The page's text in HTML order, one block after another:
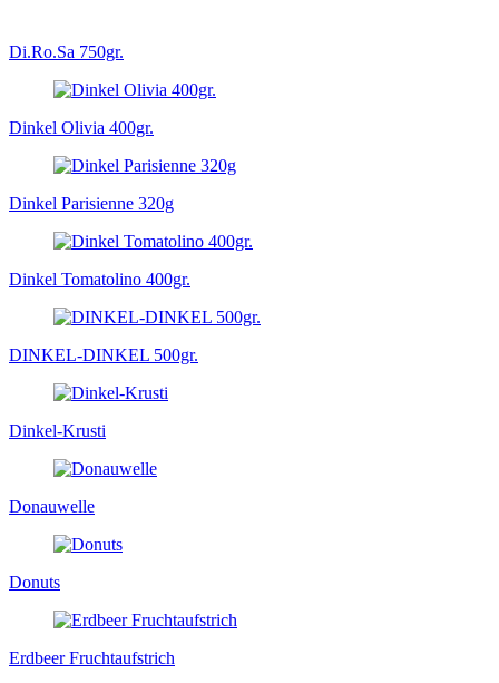
Di.Ro.Sa 750gr.
Dinkel Olivia 400gr.
Dinkel Parisienne 320g
Dinkel Tomatolino 400gr.
DINKEL-DINKEL 500gr.
Dinkel-Krusti
Donauwelle
Donuts
Erdbeer Fruchtaufstrich